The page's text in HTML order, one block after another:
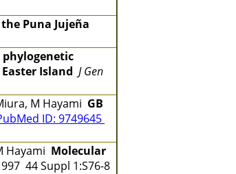
Puna Jujeña
Island J Gen
M Hayami GB
ID: 9749645
Hayami Molecular
44 Suppl 1:S76-8